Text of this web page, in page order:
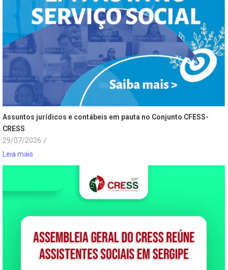
Assuntos jurídicos e contábeis em pauta no Conjunto CFESS-
CRESS
29/07/2026 /
Leia mais